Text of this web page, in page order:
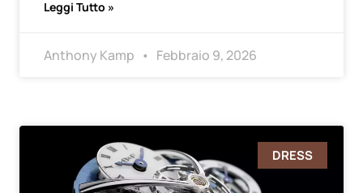
Leggi Tutto »
Anthony Kamp Febbraio 9, 2026
DRESS